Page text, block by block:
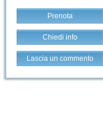
Prenota
Chiedi info
Lascia un commento